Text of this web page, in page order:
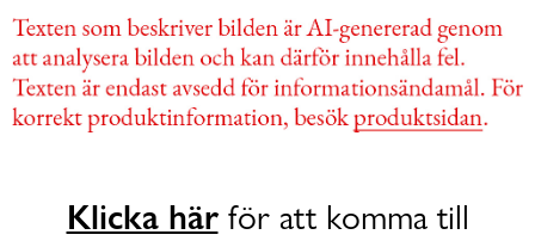
Klicka härför att komma till